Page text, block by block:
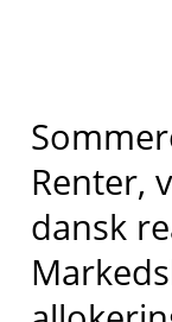
Renter,
dansk